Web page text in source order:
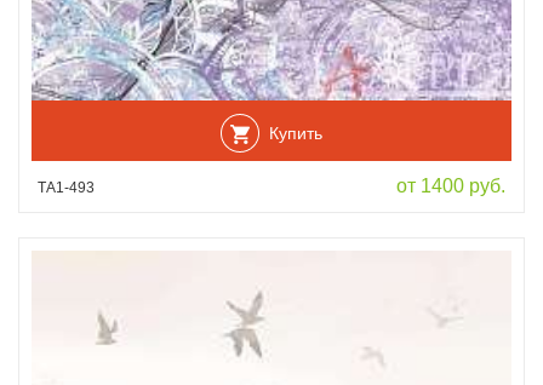
Купить
ТА1-493 от 1400 руб.